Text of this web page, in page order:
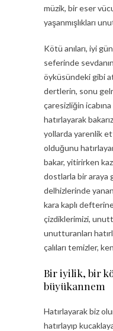
müzik, bir eser
yaşanmışlıkları
Kötü anıları, iyi
seferinde
öyküsündeki gibi
dertlerin, sonu
çaresizliğin icabına
hatırlayarak
yollarda yarenlik
olduğunu
bakar, yitirirken
dostlarla bir araya
delhizlerinde yanan
kara kaplı
çizdiklerimizi,
unutturanları
çalıları temizler,
Bir iyilik, bir
büyükannem
Hatırlayarak biz
hatırlayıp